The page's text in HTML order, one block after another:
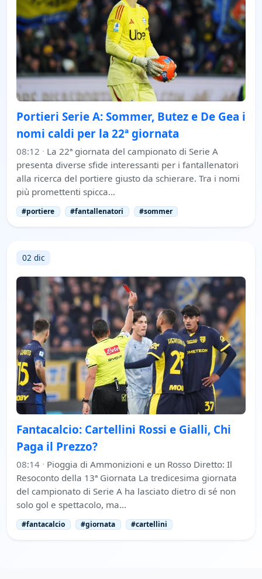
Portieri Serie A: Sommer, Butez e De Gea i
nomi caldi per la 22ª giornata
08:12 · La 22ª giornata del campionato di Serie A
presenta diverse sfide interessanti per i fantallenatori
alla ricerca del portiere giusto da schierare. Tra i nomi
più promettenti spicca…
#portiere #fantallenatori #sommer
02 dic
Fantacalcio: Cartellini Rossi e Gialli, Chi
Paga il Prezzo?
08:14 · Pioggia di Ammonizioni e un Rosso Diretto: Il
Resoconto della 13ª Giornata La tredicesima giornata
del campionato di Serie A ha lasciato dietro di sé non
solo gol e spettacolo, ma…
#fantacalcio #giornata #cartellini